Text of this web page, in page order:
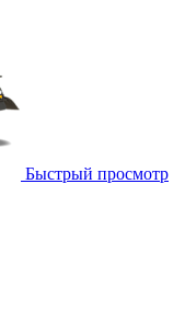
Быстрый просмотр